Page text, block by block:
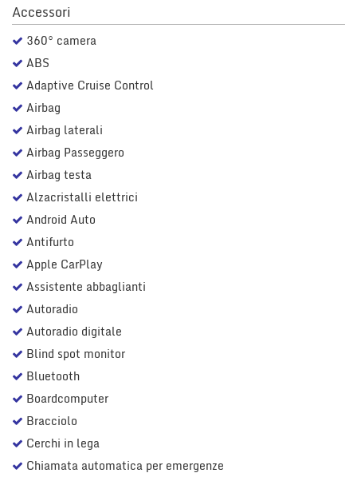
Accessori
360° camera
ABS
Adaptive Cruise Control
Airbag
Airbag laterali
Airbag Passeggero
Airbag testa
Alzacristalli elettrici
Android Auto
Antifurto
Apple CarPlay
Assistente abbaglianti
Autoradio
Autoradio digitale
Blind spot monitor
Bluetooth
Boardcomputer
Bracciolo
Cerchi in lega
Chiamata automatica per emergenze